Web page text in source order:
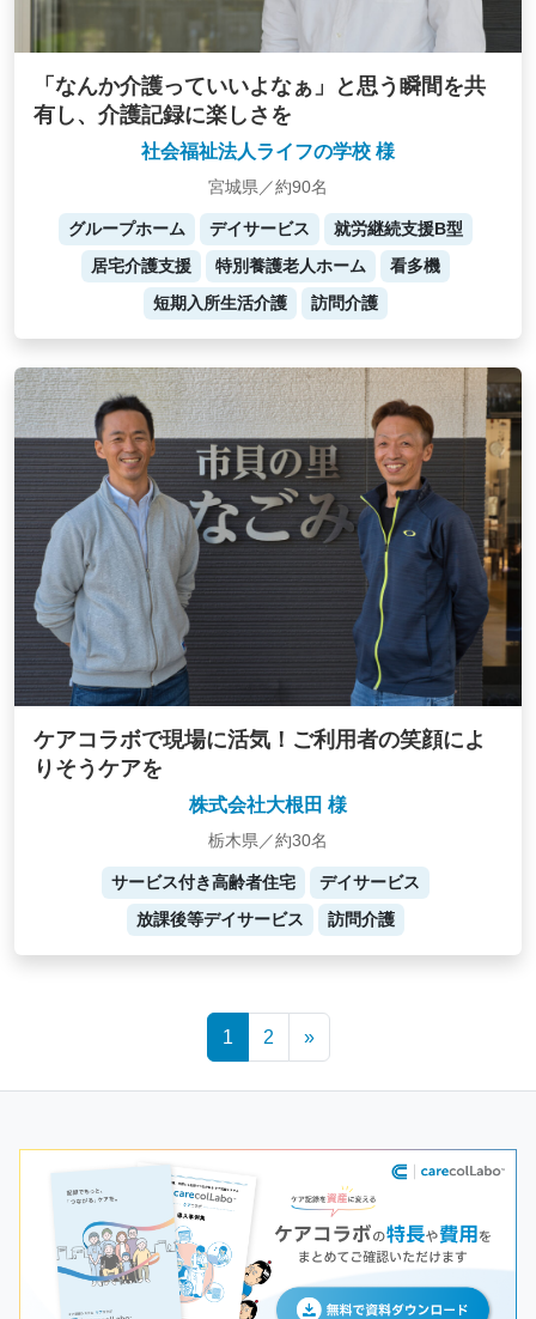
「なんか介護っていいよなぁ」と思う瞬間を共
有し、介護記録に楽しさを
社会福祉法人ライフの学校 様
宮城県／約90名
グループホーム デイサービス
就労継続支援B型
居宅介護支援
特別養護老人ホーム
看多機
短期入所生活介護
訪問介護
ケアコラボで現場に活気！ご利用者の笑顔によ
りそうケアを
株式会社大根田 様
栃木県／約30名
サービス付き高齢者住宅
デイサービス
放課後等デイサービス
訪問介護
1 2 »